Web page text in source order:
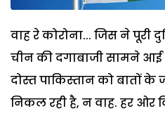
वाह रे कोरोना... जिस ने पूरी
चीन की दगाबाजी सामने
दोस्त पाकिस्तान को बातों
निकल रही है, न वाह. हर ओर